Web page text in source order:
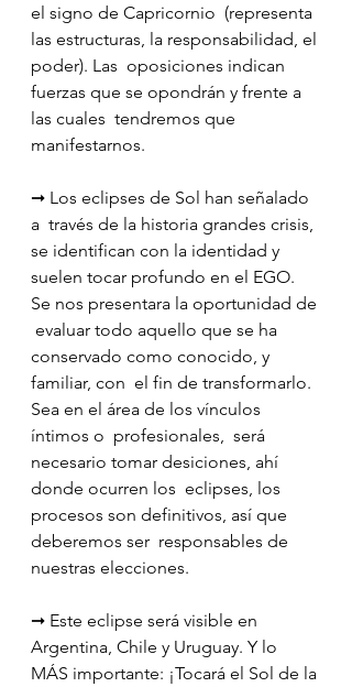
el signo de Capricornio  (representa
las estructuras, la responsabilidad, el
poder). Las  oposiciones indican
fuerzas que se opondrán y frente a
las cuales  tendremos que
manifestarnos.
➞ Los eclipses de Sol han señalado
a  través de la historia grandes crisis,
se identifican con la identidad y
suelen tocar profundo en el EGO.
Se nos presentara la oportunidad de
evaluar todo aquello que se ha
conservado como conocido, y
familiar, con  el fin de transformarlo.
Sea en el área de los vínculos
íntimos o  profesionales,  será
necesario tomar desiciones, ahí
donde ocurren los  eclipses, los
procesos son definitivos, así que
deberemos ser  responsables de
nuestras elecciones.
➞ Este eclipse será visible en
Argentina, Chile y Uruguay. Y lo
MÁS importante: ¡Tocará el Sol de la